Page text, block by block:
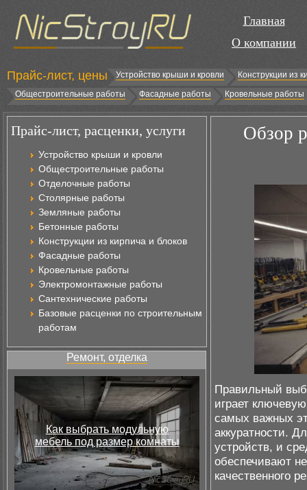
Главная
О компании
Прайс-лист, цены Устройство крыши и кровли
Конструкции из
Общестроительные работы
Фасадные работы Кровельные работы
Прайс-лист, расценки, услуги
Устройство крыши и кровли
Общестроительные работы
Отделочные работы
Столярные работы
Земляные работы
Бетонные работы
Конструкции из кирпича и блоков
Фасадные работы
Кровельные работы
Электромонтажные работы
Сантехнические работы
Базовые расценки по строительным
работам
Ремонт, отделка
Как выбрать модульную
мебель под размер комнаты
Обзор
Правильный
играет
самых важных
аккуратности.
устройств, и
обеспечивают
качественного